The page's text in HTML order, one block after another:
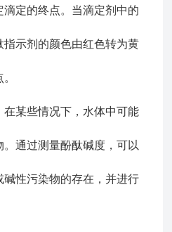
滴定的终点。当滴定剂中的
示剂的颜色由红色转为黄
某些情况下，水体中可能
通过测量酚酞碱度，可以
性污染物的存在，并进行